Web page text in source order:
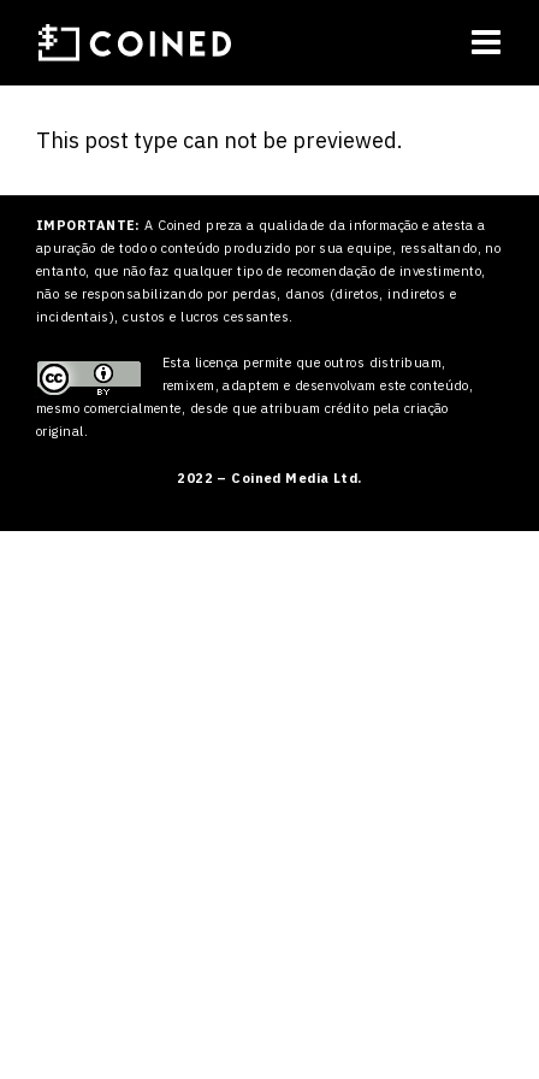
This post type can not be previewed.
IMPORTANTE: A Coined preza a qualidade da informação e atesta a
apuração de todo o conteúdo produzido por sua equipe, ressaltando, no
entanto, que não faz qualquer tipo de recomendação de investimento,
não se responsabilizando por perdas, danos (diretos, indiretos e
incidentais), custos e lucros cessantes.
Esta licença permite que outros distribuam,
remixem, adaptem e desenvolvam este conteúdo,
mesmo comercialmente, desde que atribuam crédito pela criação
original.
2022 – Coined Media Ltd.